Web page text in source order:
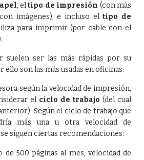
, eltipo de impresión (con más
imágenes), e incluso eltipo de
para imprimir (por cable con el
suelen ser las más rápidas por su
son las más usadas en oficinas.
según la velocidad de impresión,
el ciclo de trabajo (del cual
Según el ciclo de trabajo que
más una u otra velocidad de
siguen ciertas recomendaciones:
de 500 páginas al mes, velocidad de